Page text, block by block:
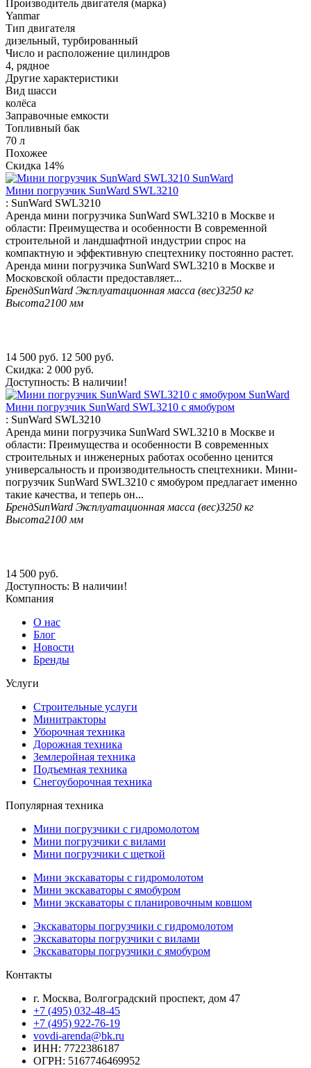
Производитель двигателя (марка)
Yanmar
Тип двигателя
дизельный, турбированный
Число и расположение цилиндров
4, рядное
Другие характеристики
Вид шасси
колёса
Заправочные емкости
Топливный бак
70 л
Похожее
Скидка 14%
Мини погрузчик SunWard SWL3210
: SunWard SWL3210
Аренда мини погрузчика SunWard SWL3210 в Москве и
области: Преимущества и особенности В современной
строительной и ландшафтной индустрии спрос на
компактную и эффективную спецтехнику постоянно растет.
Аренда мини погрузчика SunWard SWL3210 в Москве и
Московской области предоставляет...
БрендSunWard Эксплуатационная масса (вес)3250 кг
Высота2100 мм
14 500 руб. 12 500 руб.
Скидка: 2 000 руб.
Доступность: В наличии!
Мини погрузчик SunWard SWL3210 с ямобуром
: SunWard SWL3210
Аренда мини погрузчика SunWard SWL3210 в Москве и
области: Преимущества и особенности В современных
строительных и инженерных работах особенно ценится
универсальность и производительность спецтехники. Мини-
погрузчик SunWard SWL3210 с ямобуром предлагает именно
такие качества, и теперь он...
БрендSunWard Эксплуатационная масса (вес)3250 кг
Высота2100 мм
14 500 руб.
Доступность: В наличии!
Компания
О нас
Блог
Новости
Бренды
Услуги
Строительные услуги
Минитракторы
Уборочная техника
Дорожная техника
Землеройная техника
Подъемная техника
Снегоуборочная техника
Популярная техника
Мини погрузчики с гидромолотом
Мини погрузчики с вилами
Мини погрузчики с щеткой
Мини экскаваторы с гидромолотом
Мини экскаваторы с ямобуром
Мини экскаваторы с планировочным ковшом
Экскаваторы погрузчики с гидромолотом
Экскаваторы погрузчики с вилами
Экскаваторы погрузчики с ямобуром
Контакты
г. Москва, Волгоградский проспект, дом 47
+7 (495) 032-48-45
+7 (495) 922-76-19
vovdi-arenda@bk.ru
ИНН: 7722386187
ОГРН: 5167746469952